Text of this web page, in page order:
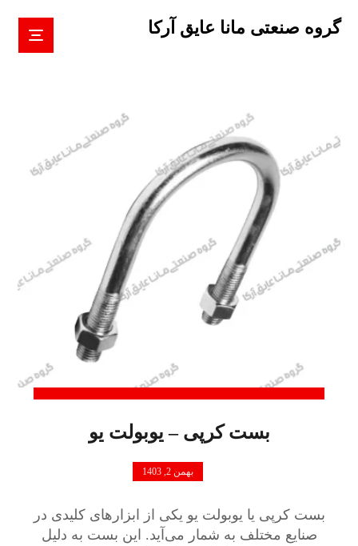
گروه صنعتی مانا عایق آرکا
بست کرپی – یوبولت یو
بهمن 2, 1403
بست کرپی یا یوبولت یو یکی از ابزارهای کلیدی در
صنایع مختلف به شمار می‌آید. این بست به دلیل